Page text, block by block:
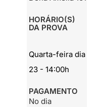
HORÁRIO(S)
DA PROVA
Quarta-feira dia
23 - 14:00h
PAGAMENTO
No dia